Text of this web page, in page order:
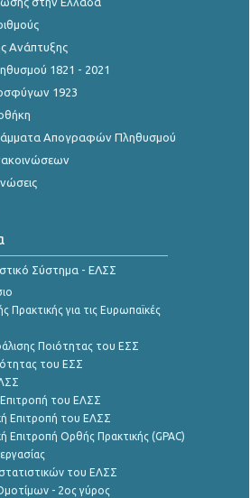
Ανάπτυξης
1821 - 2021
1923
Απογραφών Πληθυσμού
Σύστημα - ΕΛΣΣ
Πρακτικής για τις Ευρωπαϊκές
Ποιότητας του ΕΣΣ
του ΕΣΣ
Επιτροπή του ΕΛΣΣ
Επιτροπή του ΕΛΣΣ
Επιτροπή Ορθής Πρακτικής (GPAC)
του ΕΛΣΣ
- 2ος γύρος